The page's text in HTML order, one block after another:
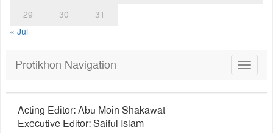
29
30
31
« Jul
Toggle
Protikhon Navigation
Acting Editor: Abu Moin Shakawat
Executive Editor: Saiful Islam